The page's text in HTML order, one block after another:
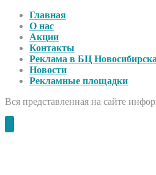
Главная
О нас
Акции
Контакты
Реклама в БЦ Новосибирска
Новости
Рекламные площадки
Вся представленная на сайте